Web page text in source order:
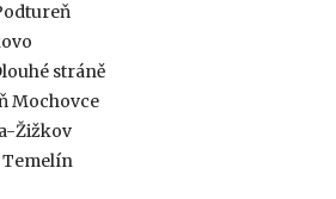
stráně
Mochovce
Žižkov
Temelín